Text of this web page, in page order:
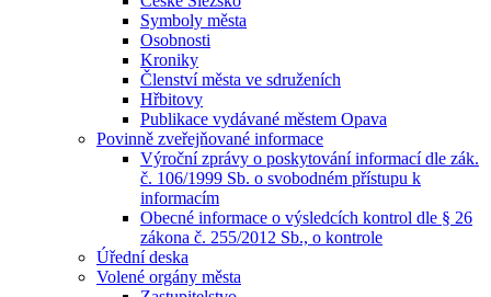
Symboly města
Osobnosti
Kroniky
Členství města ve sdruženích
Hřbitovy
Publikace vydávané městem Opava
Povinně zveřejňované informace
Výroční zprávy o poskytování informací dle zák.
č. 106/1999 Sb. o svobodném přístupu k
informacím
Obecné informace o výsledcích kontrol dle § 26
zákona č. 255/2012 Sb., o kontrole
Úřední deska
Volené orgány města